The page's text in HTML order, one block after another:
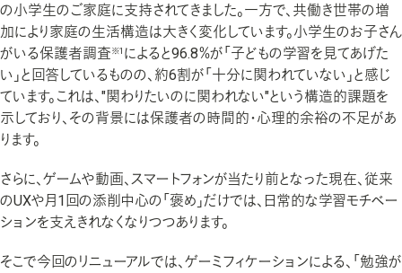
の小学生のご家庭に支持されてきました。一方で、共働き世帯の増
加により家庭の生活構造は大きく変化しています。小学生のお子さん
がいる保護者調査※1 によると96.8％が「子どもの学習を見てあげた
い」と回答しているものの、約6割が「十分に関われていない」と感じ
ています。これは、"関わりたいのに関われない"という構造的課題を
示しており、その背景には保護者の時間的・心理的余裕の不足があ
ります。
さらに、ゲームや動画、スマートフォンが当たり前となった現在、従来
のUXや月1回の添削中心の「褒め」だけでは、日常的な学習モチベー
ションを支えきれなくなりつつあります。
そこで今回のリニューアルでは、ゲーミフィケーションによる、「勉強が